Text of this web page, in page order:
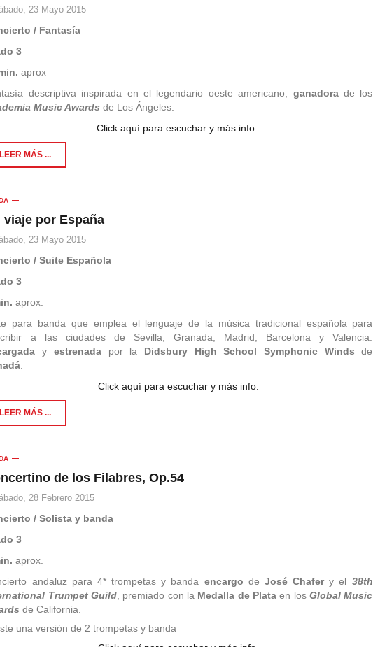
23 Mayo 2015
/ Fantasía
3
aprox
descriptiva inspirada en el legendario oeste americano, ganadorade los
Music Awards de Los Ángeles.
Click aquí para escuchar y más info.
LEER MÁS ...
viaje por España
23 Mayo 2015
/ Suite Española
3
aprox.
para banda que emplea el lenguaje de la música tradicional española para
a las ciudades de Sevilla, Granada, Madrid, Barcelona y Valencia.
y estrenadapor la Didsbury High School Symphonic Winds de
Click aquí para escuchar y más info.
LEER MÁS ...
de los Filabres, Op.54
28 Febrero 2015
/ Solista y banda
3
aprox.
andaluz para 4* trompetas y banda encargo de José Chafery el 38th
Trumpet Guild , premiado con la Medalla de Plata en losGlobal Music
de California.
una versión de 2 trompetas y banda